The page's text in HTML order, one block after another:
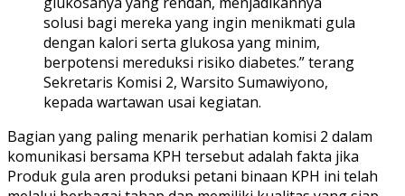
solusi bagi mereka yang ingin menikmati gula
dengan kalori serta glukosa yang minim,
berpotensi mereduksi risiko diabetes.” terang
Sekretaris Komisi 2, Warsito Sumawiyono,
kepada wartawan usai kegiatan.
Bagian yang paling menarik perhatian komisi 2 dalam
komunikasi bersama KPH tersebut adalah fakta jika
Produk gula aren produksi petani binaan KPH ini telah